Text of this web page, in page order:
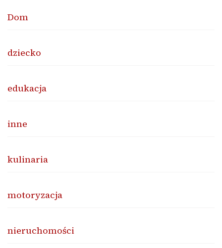
Dom
dziecko
edukacja
inne
kulinaria
motoryzacja
nieruchomości